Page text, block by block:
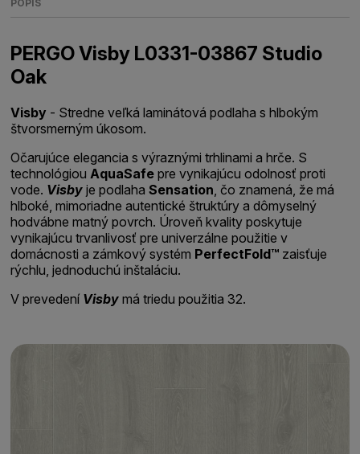
POPIS
PERGO Visby L0331-03867 Studio
Oak
Visby - Stredne veľká laminátová podlaha s hlbokým
štvorsmerným úkosom.
Očarujúce elegancia s výraznými trhlinami a hrče. S
technológiou AquaSafe pre vynikajúcu odolnosť proti
vode. Visby je podlahaSensation , čo znamená, že má
hlboké, mimoriadne autentické štruktúry a dômyselný
hodvábne matný povrch. Úroveň kvality poskytuje
vynikajúcu trvanlivosť pre univerzálne použitie v
domácnosti a zámkový systém PerfectFold™ zaisťuje
rýchlu, jednoduchú inštaláciu.
V prevedení Visbymá triedu použitia 32.